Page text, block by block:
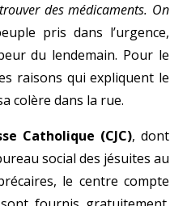
des médicaments. On
pris dans l’urgence,
du lendemain. Pour le
raisons qui expliquent le
colère dans la rue.
Catholique (CJC), dont
social des jésuites au
le centre compte